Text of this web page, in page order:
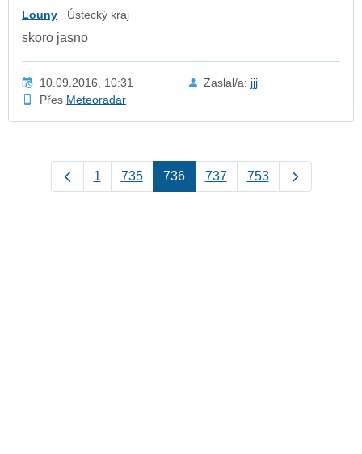
Louny Ústecký kraj
skoro jasno
10.09.2016, 10:31 Zaslal/a: jjj
Přes Meteoradar
1 735 736 737 753